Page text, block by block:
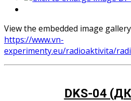
View the embedded image
https://www.vn-
experimenty.eu/radioaktivita/
DKS-04